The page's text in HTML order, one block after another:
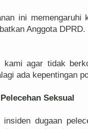
ini
Anggota DPRD.
agar tidak
ada kepentingan
Seksual
insiden dugaan